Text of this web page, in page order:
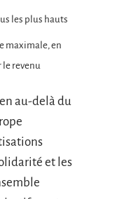
les plus hauts
maximale, en
revenu
au-delà du
et les